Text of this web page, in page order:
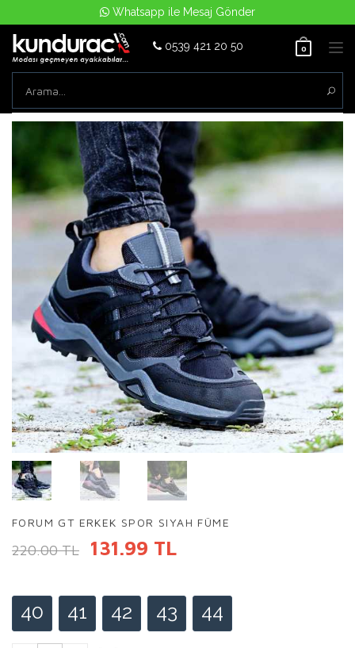
Whatsapp ile Mesaj Gönder
0539 421 20 50 0
FORUM GT ERKEK SPOR SIYAH FÜME
220.00 TL 131.99 TL
40 41 42 43 44